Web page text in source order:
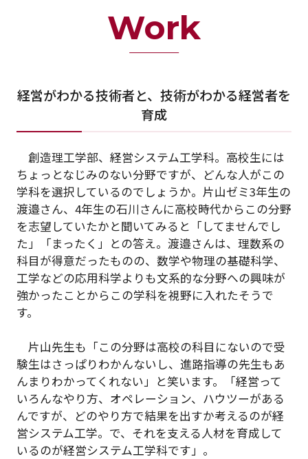
Work
経営がわかる技術者と、技術がわかる経営者を
育成
創造理工学部、経営システム工学科。高校生には
ちょっとなじみのない分野ですが、どんな人がこの
学科を選択しているのでしょうか。片山ゼミ3年生の
渡邉さん、4年生の石川さんに高校時代からこの分野
を志望していたかと聞いてみると「してませんでし
た」「まったく」との答え。渡邉さんは、理数系の
科目が得意だったものの、数学や物理の基礎科学、
工学などの応用科学よりも文系的な分野への興味が
強かったことからこの学科を視野に入れたそうで
す。
片山先生も「この分野は高校の科目にないので受
験生はさっぱりわかんないし、進路指導の先生もあ
んまりわかってくれない」と笑います。「経営って
いろんなやり方、オペレーション、ハウツーがある
んですが、どのやり方で結果を出すか考えるのが経
営システム工学。で、それを支える人材を育成して
いるのが経営システム工学科です」。